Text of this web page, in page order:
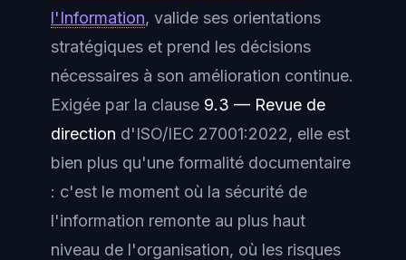
l'Information, valide ses orientations
stratégiques et prend les décisions
nécessaires à son amélioration continue.
Exigée par la clause 9.3 — Revue de
direction d'ISO/IEC 27001:2022, elle est
bien plus qu'une formalité documentaire
: c'est le moment où la sécurité de
l'information remonte au plus haut
niveau de l'organisation, où les risques